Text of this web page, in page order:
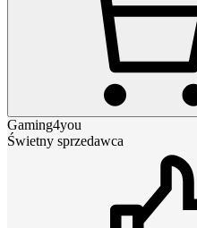
Gaming4you
Świetny sprzedawca